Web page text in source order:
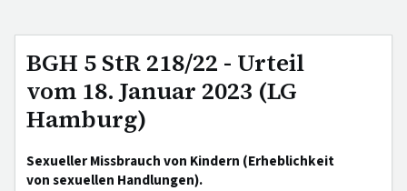
BGH 5 StR 218/22 - Urteil
vom 18. Januar 2023 (LG
Hamburg)
Sexueller Missbrauch von Kindern (Erheblichkeit
von sexuellen Handlungen).